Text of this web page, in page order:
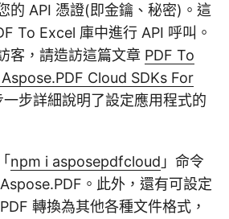
的 API 憑證(即金鑰、秘密)。這
To Excel 庫中進行 API 呼叫。
客，請造訪這篇文章 PDF To
Cloud SDKs For
一步詳細說明了設定應用程式的
npm i asposepdfcloud 」命令
。此外，還有可設定
轉換為其他各種文件格式，